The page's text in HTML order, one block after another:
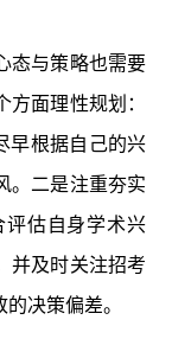
态与策略也需要
面理性规划：
早根据自己的兴
。二是注重夯实
估自身学术兴
并及时关注招考
决策偏差。